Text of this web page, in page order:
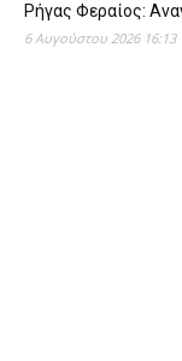
Ρήγας Φεραίος:
6 Αυγούστου 2026 16:13